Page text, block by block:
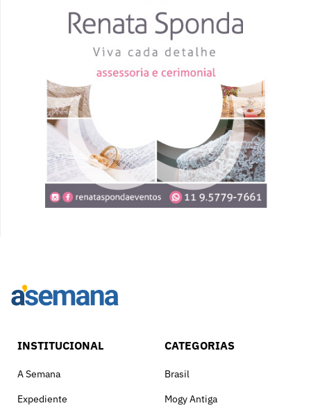
INSTITUCIONAL
A Semana
Expediente
CATEGORIAS
Brasil
Mogy Antiga